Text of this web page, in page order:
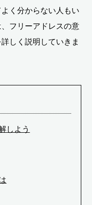
く分からない人もい
フリーアドレスの意
しく説明していきま
しよう